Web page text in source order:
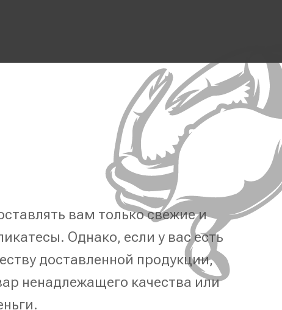
вам только свежие и
Однако, если у вас есть
доставленной продукции,
ненадлежащего качества или